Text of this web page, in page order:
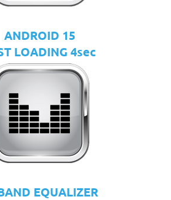
ANDROID 15
LOADING 4sec
EQUALIZER